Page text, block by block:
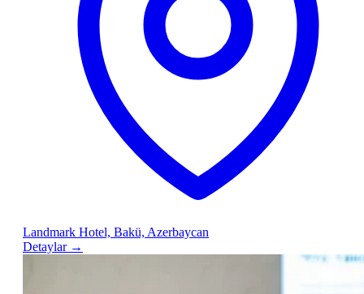
Landmark Hotel, Bakü, Azerbaycan
Detaylar →